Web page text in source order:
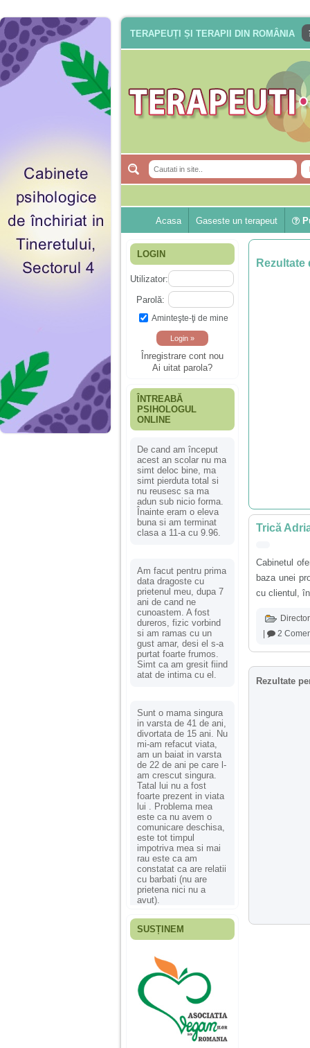
TERAPEUȚI ȘI TERAPII DIN ROMÂNIA
Acasa Gaseste un terapeut
LOGIN
Utilizator:
Parolă:
Aminteşte-ţi de mine
Înregistrare cont nou
Ai uitat parola?
ÎNTREABĂ
PSIHOLOGUL
ONLINE
De cand am început
acest an scolar nu ma
simt deloc bine, ma
simt pierduta total si
nu reusesc sa ma
adun sub nicio forma.
Înainte eram o eleva
buna si am terminat
clasa a 11-a cu 9.96.
Am facut pentru prima
data dragoste cu
prietenul meu, dupa 7
ani de cand ne
cunoastem. A fost
dureros, fizic vorbind
si am ramas cu un
gust amar, desi el s-a
purtat foarte frumos.
Simt ca am gresit fiind
atat de intima cu el.
Sunt o mama singura
in varsta de 41 de ani,
divortata de 15 ani. Nu
mi-am refacut viata,
am un baiat in varsta
de 22 de ani pe care l-
am crescut singura.
Tatal lui nu a fost
foarte prezent in viata
lui . Problema mea
este ca nu avem o
comunicare deschisa,
este tot timpul
impotriva mea si mai
rau este ca am
constatat ca are relatii
cu barbati (nu are
prietena nici nu a
avut).
Fiica mea s-a nascut
ani, privind in urma
realizez cat de multe
greseli am facut in
educatia si cresterea
ei, am fost o mama
egoista, preocupata
de implinirea
profesionala, cand ea
era mica am neglijat-
SUSȚINEM
Rezultate
Trică
Cabinetul
baza unei
cu clientul,
2
Rezultate